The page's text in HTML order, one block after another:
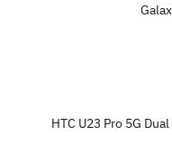
HTC U23 Pro 5G